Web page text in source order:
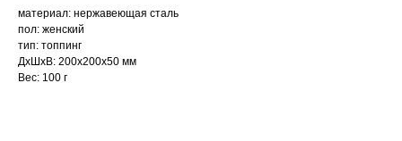
материал: нержавеющая сталь
пол: женский
тип: топпинг
ДxШxВ: 200x200x50 мм
Вес: 100 г